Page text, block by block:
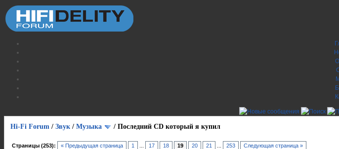
Hi-Fi Forum / Звук / Музыка / Последний CD который я купил
Страницы (253): « Предыдущая страница 1 17 18 19 20 21 253 Следующая страница »